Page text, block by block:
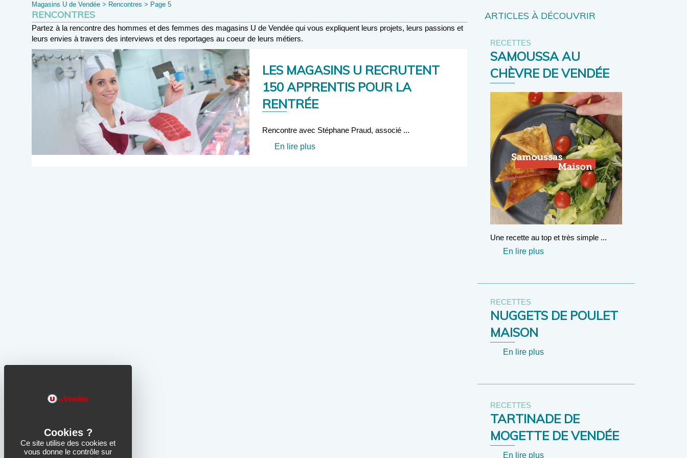
Magasins U de Vendée > Rencontres > Page 5
RENCONTRES
Partez à la rencontre des hommes et des femmes des magasins U de Vendée qui vous expliquent leurs projets, leurs passions et
leurs envies à travers des interviews et des reportages au coeur de leurs métiers.
LES MAGASINS U RECRUTENT
150 APPRENTIS POUR LA
RENTRÉE
Rencontre avec Stéphane Praud, associé ...
En lire plus
ARTICLES À DÉCOUVRIR
RECETTES
SAMOUSSA AU
CHÈVRE DE VENDÉE
Une recette au top et très simple ...
En lire plus
RECETTES
NUGGETS DE POULET
MAISON
En lire plus
RECETTES
TARTINADE DE
MOGETTE DE VENDÉE
En lire plus
Panneau de gestion des cookies
Ce site utilise des cookies et
vous donne le contrôle sur